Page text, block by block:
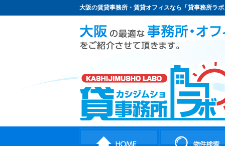
大阪の賃貸事務所・賃貸オフィスなら「貸事務所ラ